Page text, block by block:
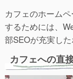
カフェのホーム
するためには、
部SEOが充実し
カフェへの直